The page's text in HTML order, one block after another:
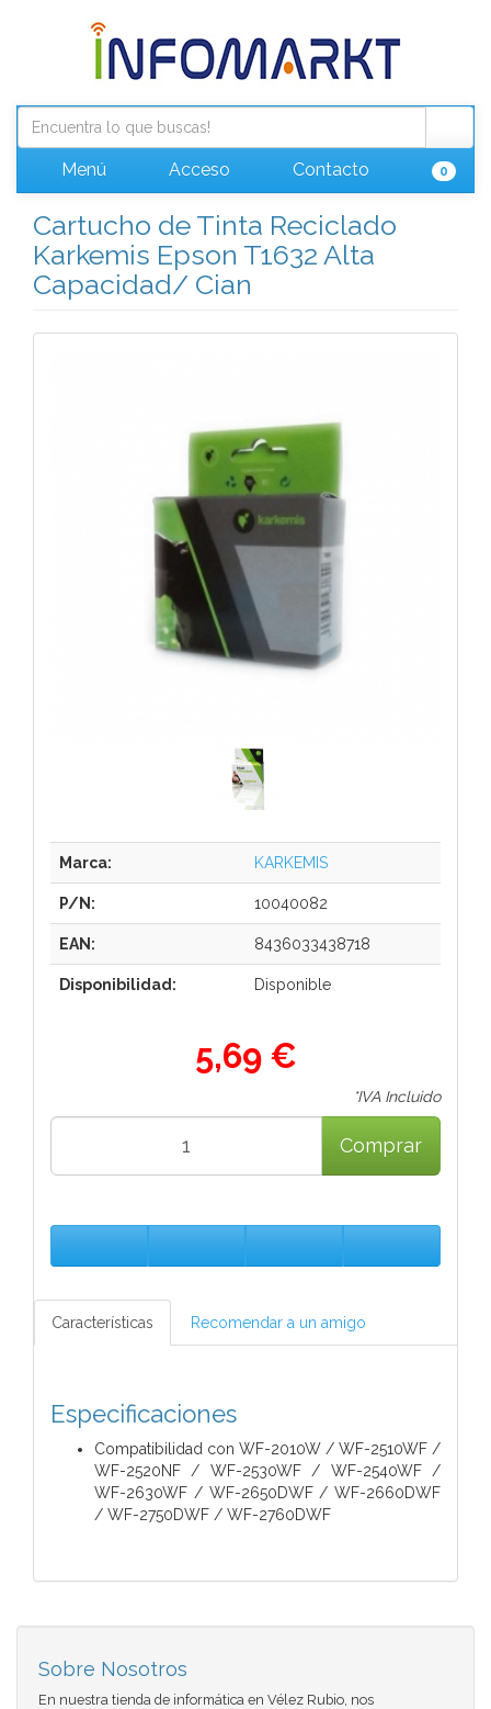
Menú Acceso Contacto 0
Cartucho de Tinta Reciclado
Karkemis Epson T1632 Alta
Capacidad/ Cian
Marca: KARKEMIS
P/N: 10040082
EAN: 8436033438718
Disponibilidad: Disponible
5,69 €
*IVA Incluido
Comprar
Características Recomendar a un amigo
Especificaciones
Compatibilidad con WF-2010W / WF-2510WF /
WF-2520NF / WF-2530WF / WF-2540WF /
WF-2630WF / WF-2650DWF / WF-2660DWF
/ WF-2750DWF / WF-2760DWF
Sobre Nosotros
En nuestra tienda de informática en Vélez Rubio, nos